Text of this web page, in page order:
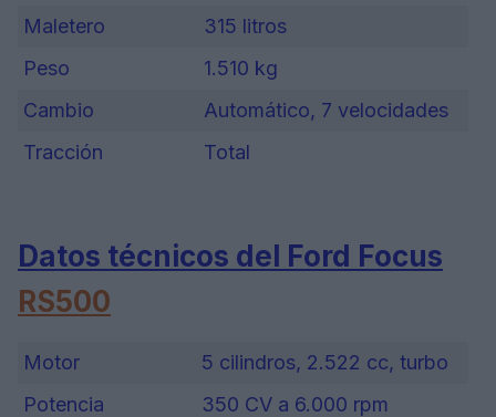
Maletero
315 litros
Peso
1.510 kg
Cambio
Automático, 7 velocidades
Tracción
Total
Datos técnicos del Ford Focus
RS500
Motor
5 cilindros, 2.522 cc, turbo
Potencia
350 CV a 6.000 rpm